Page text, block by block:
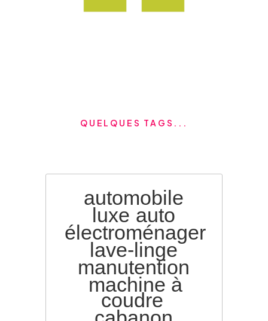
QUELQUES TAGS...
automobile
luxe auto
électroménager
lave-linge
manutention
machine à
coudre